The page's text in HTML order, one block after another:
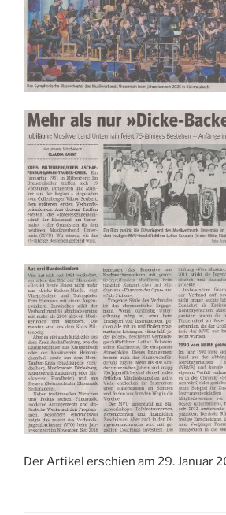
Der Artikel erschien am 29. Januar